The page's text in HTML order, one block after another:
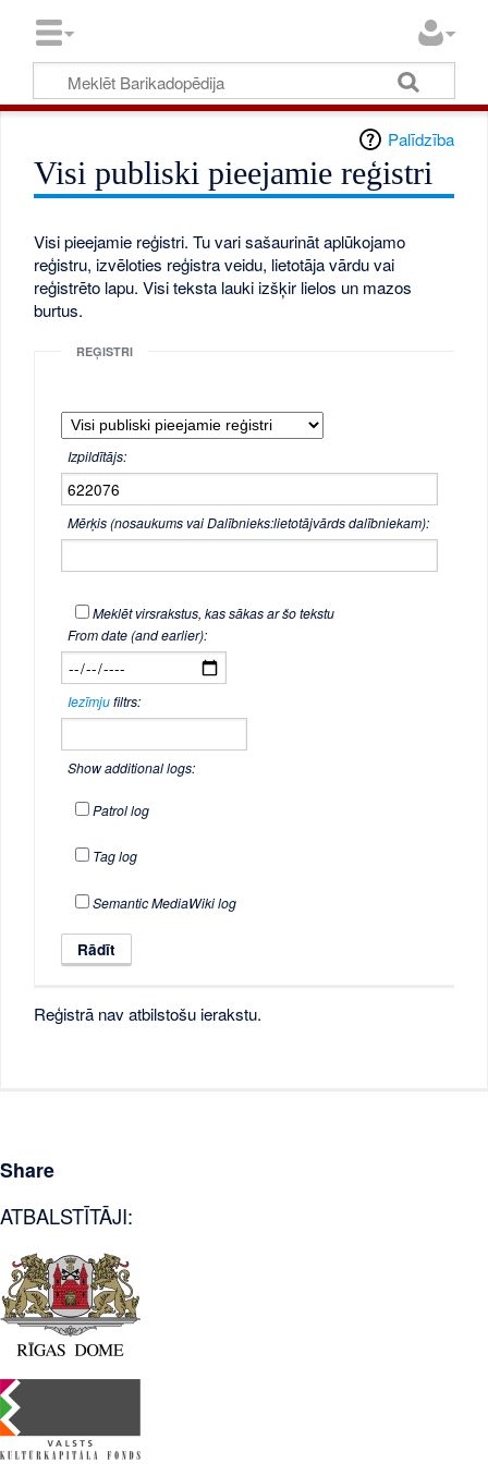
Palīdzība
Visi publiski pieejamie reģistri
Visi pieejamie reģistri. Tu vari sašaurināt aplūkojamo
reģistru, izvēloties reģistra veidu, lietotāja vārdu vai
reģistrēto lapu. Visi teksta lauki izšķir lielos un mazos
burtus.
REĢISTRI
Izpildītājs:
Mērķis (nosaukums vai Dalībnieks:lietotājvārds dalībniekam):
Meklēt virsrakstus, kas sākas ar šo tekstu
From date (and earlier):
Iezīmjufiltrs:
Show additional logs:
Patrol log
Tag log
Semantic MediaWiki log
Reģistrā nav atbilstošu ierakstu.
Share
ATBALSTĪTĀJI: